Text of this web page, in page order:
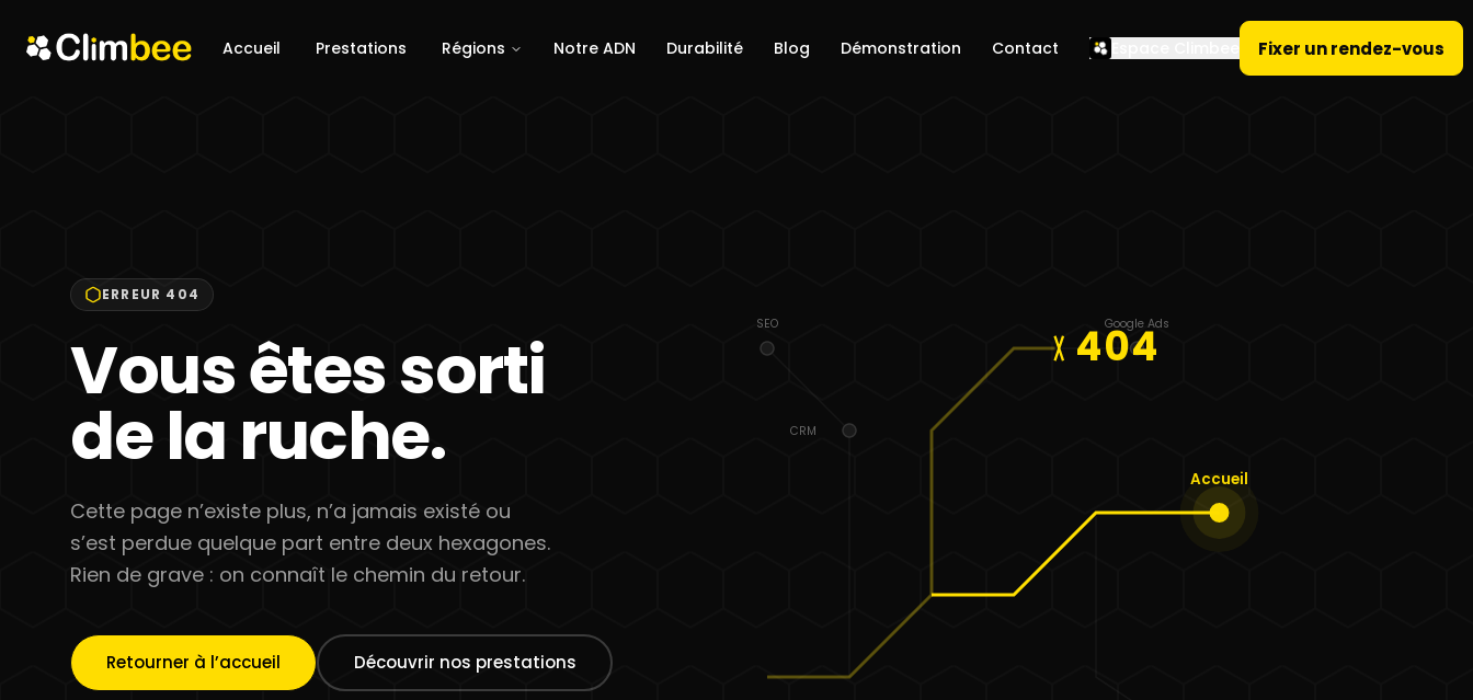
Accueil Prestations Régions Notre ADN Durabilité Blog Démonstration Contact Fixer un rendez-vous
ERREUR 404
Vous êtes sorti
de la ruche.
Cette page n’existe plus, n’a jamais existé ou
s’est perdue quelque part entre deux hexagones.
Rien de grave : on connaît le chemin du retour.
Retourner à l’accueil Découvrir nos prestations
SEO Google Ads
CRM
404
Accueil